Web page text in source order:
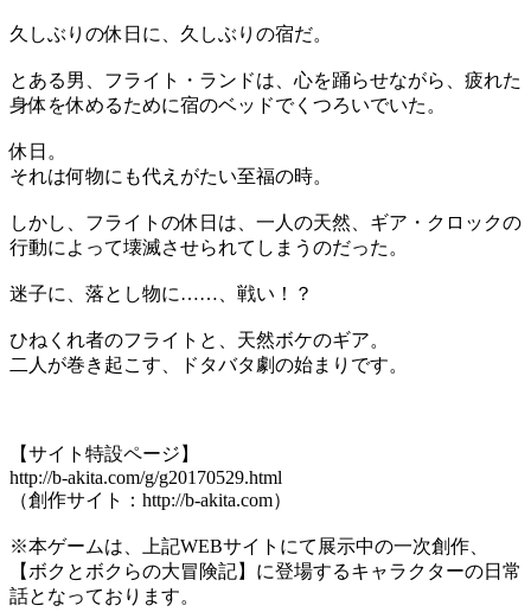
久しぶりの休日に、久しぶりの宿だ。
とある男、フライト・ランドは、心を踊らせながら、疲れた
身体を休めるために宿のベッドでくつろいでいた。
休日。
それは何物にも代えがたい至福の時。
しかし、フライトの休日は、一人の天然、ギア・クロックの
行動によって壊滅させられてしまうのだった。
迷子に、落とし物に……、戦い！？
ひねくれ者のフライトと、天然ボケのギア。
二人が巻き起こす、ドタバタ劇の始まりです。
【サイト特設ページ】
http://b-akita.com/g/g20170529.html
（創作サイト：http://b-akita.com）
※本ゲームは、上記WEBサイトにて展示中の一次創作、
【ボクとボクらの大冒険記】に登場するキャラクターの日常
話となっております。